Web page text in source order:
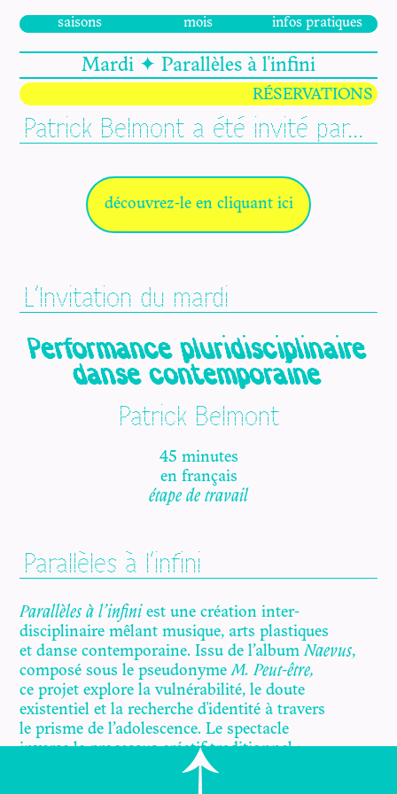
saisons mois infos pratiques
Mardi ✦ Parallèles à l'infini
RÉSERVATIONS
Patrick Belmont a été invité par...
découvrez-le en cliquant ici
L'Invitation du mardi
Performance pluridisciplinaire
danse contemporaine
Patrick Belmont
45 minutes
en français
étape de travail
Parallèles à l'infini
Parallèles à l’infiniest une création inter-
disciplinaire mêlant musique, arts plastiques
et danse contemporaine. Issu de l’albumNaevus,
composé sous le pseudonymeM. Peut-être,
ce projet explore la vulnérabilité, le doute
existentiel et la recherche d'identité à travers
le prisme de l’adolescence. Le spectacle
inverse le processus créatif traditionnel :
ce n’est pas la musique qui est composée
pour le spectacle, mais le spectacle qui